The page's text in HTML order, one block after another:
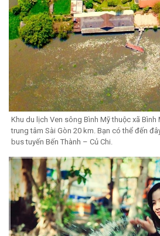
Khu du lịch Ven sông Bình Mỹ thuộc xã Bình
trung tâm Sài Gòn 20 km. Bạn có thể đến
bus tuyến Bến Thành – Củ Chi.